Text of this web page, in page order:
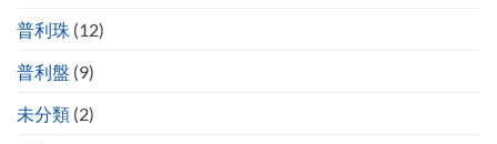
普利珠 (12)
普利盤 (9)
未分類 (2)